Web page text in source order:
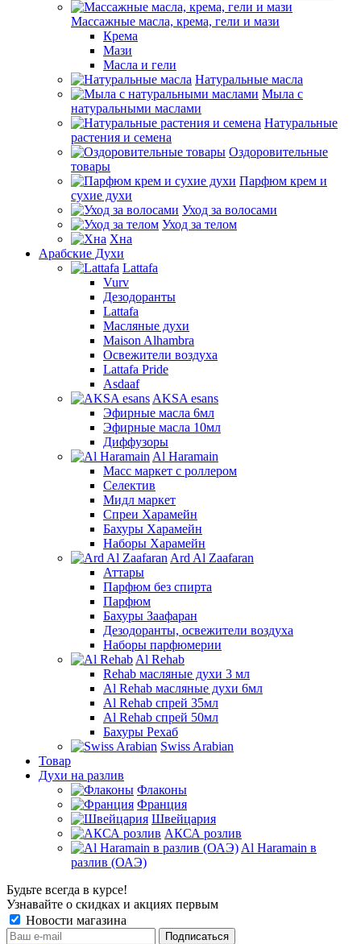
Массажные масла, крема, гели и мази
Крема
Мази
Масла и гели
Натуральные масла
Мыла с
натуральными маслами
Натуральные
растения и семена
Оздоровительные
товары
Парфюм крем и
сухие духи
Уход за волосами
Уход за телом
Хна
Арабские Духи
Lattafa
Vurv
Дезодоранты
Lattafa
Масляные духи
Maison Alhambra
Освежители воздуха
Lattafa Pride
Asdaaf
AKSA esans
Эфирные масла 6мл
Эфирные масла 10мл
Диффузоры
Al Haramain
Масс маркет с роллером
Селектив
Мидл маркет
Спреи Харамейн
Бахуры Харамейн
Наборы Харамейн
Ard Al Zaafaran
Аттары
Парфюм без спирта
Парфюм
Бахуры Заафаран
Дезодоранты, освежители воздуха
Наборы парфюмерии
Al Rehab
Rehab масляные духи 3 мл
Al Rehab масляные духи 6мл
Al Rehab спрей 35мл
Al Rehab спрей 50мл
Бахуры Рехаб
Swiss Arabian
Товар
Духи на разлив
Флаконы
Франция
Швейцария
АКСА розлив
Al Haramain в
разлив (ОАЭ)
Будьте всегда в курсе!
Узнавайте о скидках и акциях первым
Новости магазина